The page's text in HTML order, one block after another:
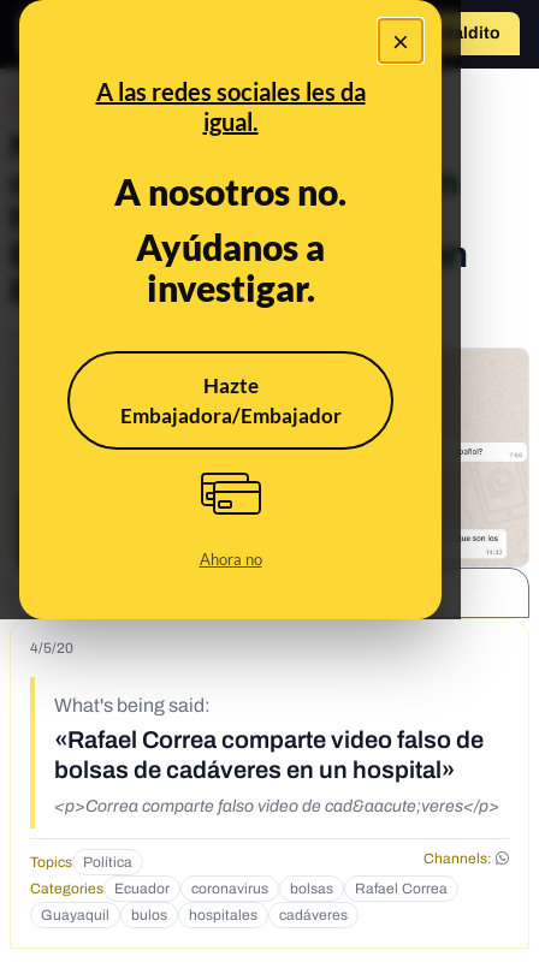
×
A las redes sociales les da
igual.
A nosotros no.
Ayúdanos a
investigar.
Hazte
Embajadora/Embajador
Ahora no
Hazte Maldito
No, el vídeo con bolsas de
cadáveres en el suelo de un
hospital no es ni Madrid ni
Barcelona: es un hospital en
Ecuador*
4/5/20
What's being said:
«Rafael Correa comparte video falso de
bolsas de cadáveres en un hospital»
<p>Correa comparte falso video de cad&aacute;veres</p>
Topics Política
Channels:
Categories
Ecuador coronavirus bolsas
Rafael Correa
Guayaquil
bulos hospitales cadáveres